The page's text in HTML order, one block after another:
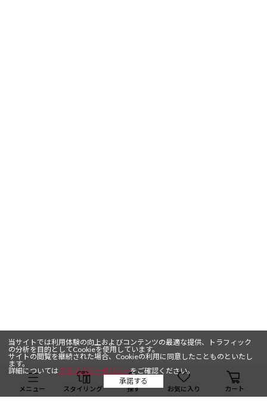
メニュー スタイリング 探す お気に入り カート
当サイトでは利用体験の向上およびコンテンツの最適な提供、トラフィック
の分析を目的としてCookieを使用しています。
サイトの閲覧を継続された場合、Cookieの利用に同意したことものといたし
ます。
詳細についてはプライバシーポリシーをご確認ください。
承諾する